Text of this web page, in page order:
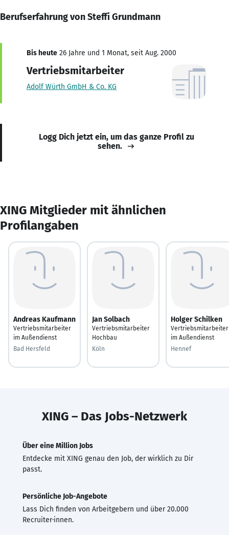
Berufserfahrung von Steffi Grundmann
Bis heute 26 Jahre und 1 Monat, seit Aug. 2000
Vertriebsmitarbeiter
Adolf Würth GmbH & Co. KG
Logg Dich jetzt ein, um das ganze Profil zu
sehen.
XING Mitglieder mit ähnlichen
Profilangaben
Andreas Kaufmann
Vertriebsmitarbeiter
im Außendienst
Bad Hersfeld
Jan Solbach
Vertriebsmitarbeiter
Hochbau
Köln
Holger Schilken
Vertriebsmitarbeiter
im Außendienst
Hennef
XING – Das Jobs-Netzwerk
Über eine Million Jobs
Entdecke mit XING genau den Job, der wirklich zu Dir
passt.
Persönliche Job-Angebote
Lass Dich finden von Arbeitgebern und über 20.000
Recruiter·innen.